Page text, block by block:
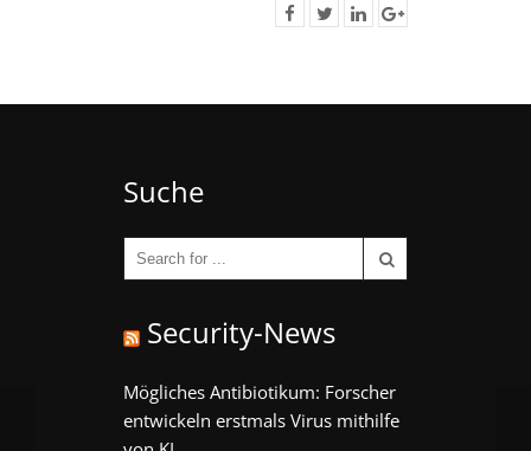
Suche
Security-News
Mögliches Antibiotikum: Forscher
entwickeln erstmals Virus mithilfe